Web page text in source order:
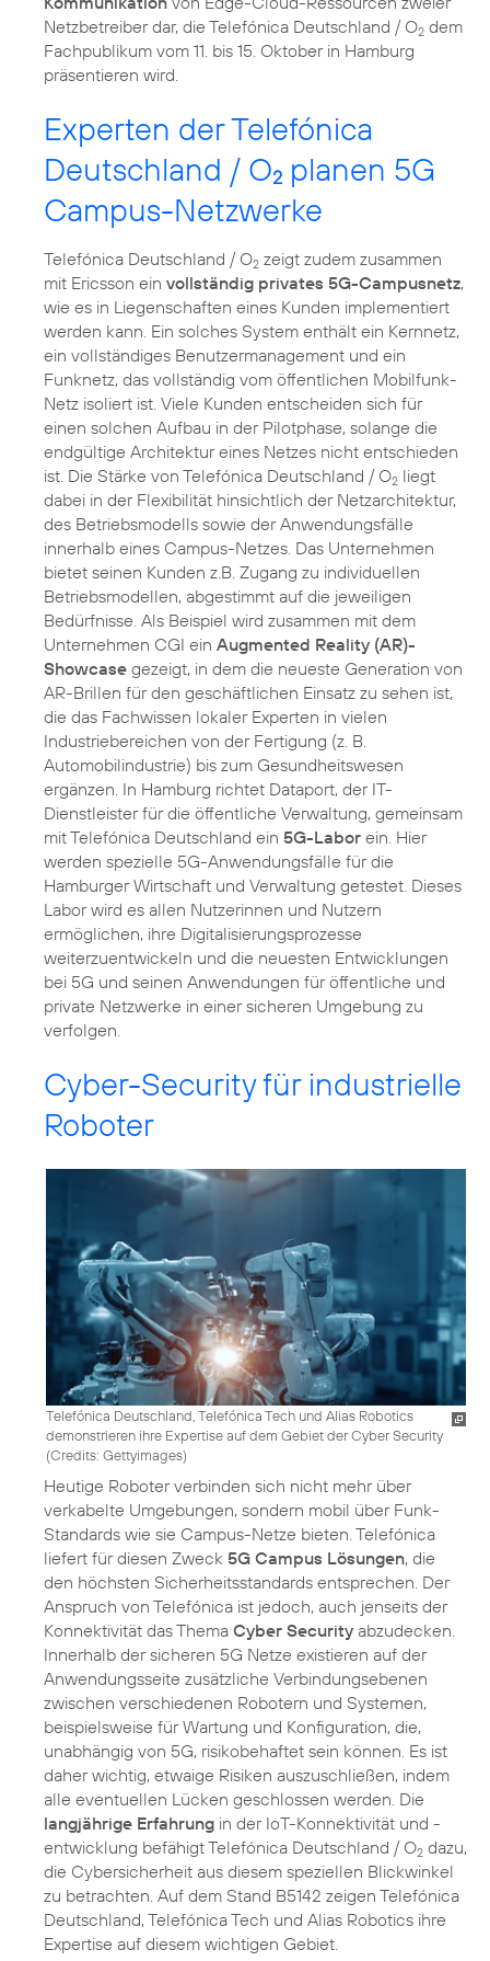
Netzbetreiber dar, die Telefónica Deutschland / O2 dem
Fachpublikum vom 11. bis 15. Oktober in Hamburg
präsentieren wird.
Experten der Telefónica
Deutschland / O2 planen 5G
Campus-Netzwerke
Telefónica Deutschland / O2 zeigt zudem zusammen
mit Ericsson ein vollständig privates 5G-Campusnetz,
wie es in Liegenschaften eines Kunden implementiert
werden kann. Ein solches System enthält ein Kernnetz,
ein vollständiges Benutzermanagement und ein
Funknetz, das vollständig vom öffentlichen Mobilfunk-
Netz isoliert ist. Viele Kunden entscheiden sich für
einen solchen Aufbau in der Pilotphase, solange die
endgültige Architektur eines Netzes nicht entschieden
ist. Die Stärke von Telefónica Deutschland / O2 liegt
dabei in der Flexibilität hinsichtlich der Netzarchitektur,
des Betriebsmodells sowie der Anwendungsfälle
innerhalb eines Campus-Netzes. Das Unternehmen
bietet seinen Kunden z.B. Zugang zu individuellen
Betriebsmodellen, abgestimmt auf die jeweiligen
Bedürfnisse. Als Beispiel wird zusammen mit dem
Unternehmen CGI ein Augmented Reality (AR)-
Showcase gezeigt, in dem die neueste Generation von
AR-Brillen für den geschäftlichen Einsatz zu sehen ist,
die das Fachwissen lokaler Experten in vielen
Industriebereichen von der Fertigung (z. B.
Automobilindustrie) bis zum Gesundheitswesen
ergänzen. In Hamburg richtet Dataport, der IT-
Dienstleister für die öffentliche Verwaltung, gemeinsam
mit Telefónica Deutschland ein 5G-Labor ein. Hier
werden spezielle 5G-Anwendungsfälle für die
Hamburger Wirtschaft und Verwaltung getestet. Dieses
Labor wird es allen Nutzerinnen und Nutzern
ermöglichen, ihre Digitalisierungsprozesse
weiterzuentwickeln und die neuesten Entwicklungen
bei 5G und seinen Anwendungen für öffentliche und
private Netzwerke in einer sicheren Umgebung zu
verfolgen.
Cyber-Security für industrielle
Roboter
Telefónica Deutschland, Telefónica Tech und Alias Robotics
demonstrieren ihre Expertise auf dem Gebiet der Cyber Security
(Credits: Gettyimages)
Heutige Roboter verbinden sich nicht mehr über
verkabelte Umgebungen, sondern mobil über Funk-
Standards wie sie Campus-Netze bieten. Telefónica
liefert für diesen Zweck 5G Campus Lösungen, die
den höchsten Sicherheitsstandards entsprechen. Der
Anspruch von Telefónica ist jedoch, auch jenseits der
Konnektivität das Thema Cyber Security abzudecken.
Innerhalb der sicheren 5G Netze existieren auf der
Anwendungsseite zusätzliche Verbindungsebenen
zwischen verschiedenen Robotern und Systemen,
beispielsweise für Wartung und Konfiguration, die,
unabhängig von 5G, risikobehaftet sein können. Es ist
daher wichtig, etwaige Risiken auszuschließen, indem
alle eventuellen Lücken geschlossen werden. Die
langjährige Erfahrung in der IoT-Konnektivität und -
entwicklung befähigt Telefónica Deutschland / O2 dazu,
die Cybersicherheit aus diesem speziellen Blickwinkel
zu betrachten. Auf dem Stand B5142 zeigen Telefónica
Deutschland, Telefónica Tech und Alias Robotics ihre
Expertise auf diesem wichtigen Gebiet.